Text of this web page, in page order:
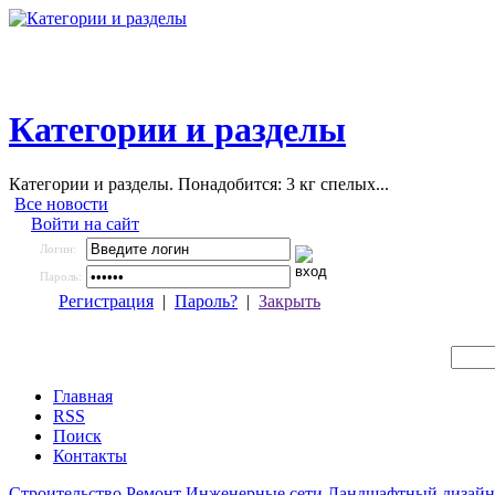
Категории и разделы
Категории и разделы. Понадобится: 3 кг спелых...
Все новости
Войти на сайт
Логин:
Пароль:
Регистрация | Пароль? | Закрыть
Главная
RSS
Поиск
Контакты